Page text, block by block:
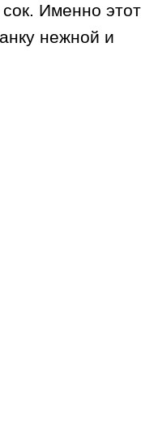
Именно этот
нежной и